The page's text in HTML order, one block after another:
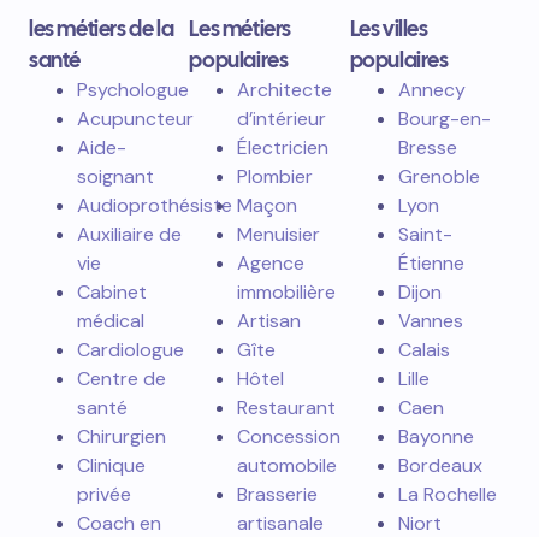
les métiers de la
santé
Psychologue
Acupuncteur
Aide-
soignant
Audioprothésiste
Auxiliaire de
vie
Cabinet
médical
Cardiologue
Centre de
santé
Chirurgien
Clinique
privée
Coach en
Les métiers
populaires
Architecte
d’intérieur
Électricien
Plombier
Maçon
Menuisier
Agence
immobilière
Artisan
Gîte
Hôtel
Restaurant
Concession
automobile
Brasserie
artisanale
Les villes
populaires
Annecy
Bourg-en-
Bresse
Grenoble
Lyon
Saint-
Étienne
Dijon
Vannes
Calais
Lille
Caen
Bayonne
Bordeaux
La Rochelle
Niort